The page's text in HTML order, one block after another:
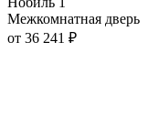
Межкомнатная дверь
от 36 241 ₽